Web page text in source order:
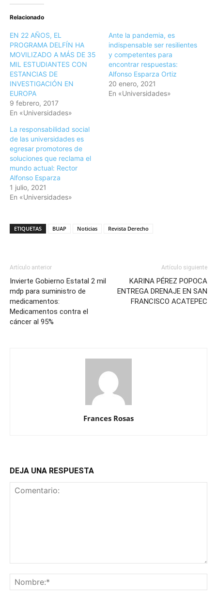
Relacionado
EN 22 AÑOS, EL
PROGRAMA DELFÍN HA
MOVILIZADO A MÁS DE 35
MIL ESTUDIANTES CON
ESTANCIAS DE
INVESTIGACIÓN EN
EUROPA
9 febrero, 2017
En «Universidades»
Ante la pandemia, es
indispensable ser resilientes
y competentes para
encontrar respuestas:
Alfonso Esparza Ortiz
20 enero, 2021
En «Universidades»
La responsabilidad social
de las universidades es
egresar promotores de
soluciones que reclama el
mundo actual: Rector
Alfonso Esparza
1 julio, 2021
En «Universidades»
ETIQUETAS BUAP Noticias Revista Derecho
Artículo anterior
Invierte Gobierno Estatal 2 mil
mdp para suministro de
medicamentos:
Medicamentos contra el
cáncer al 95%
Artículo siguiente
KARINA PÉREZ POPOCA
ENTREGA DRENAJE EN SAN
FRANCISCO ACATEPEC
Frances Rosas
DEJA UNA RESPUESTA